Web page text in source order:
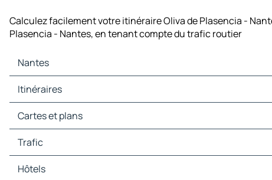
Calculez facilement votre itinéraire Oliva de Plasencia -
Plasencia - Nantes, en tenant compte du trafic routier
Nantes
Nantes Cartes et plans
Nantes Trafic
Nantes Hôtels
Nantes Restaurants
Nantes Stations-service
Itinéraires
Itinéraires Nantes - Rennes
Itinéraires Nantes - La Roche-sur-Yon
Itinéraires Nantes - Angers
Itinéraires Nantes - Vannes
Itinéraires Nantes - Laval
Itinéraires Nantes - La Rochelle
Cartes et plans
Cartes et plans Rennes
Cartes et plans La Roche-sur-Yon
Cartes et plans Angers
Cartes et plans Vannes
Trafic
Trafic Rennes
Trafic La Roche-sur-Yon
Hôtels